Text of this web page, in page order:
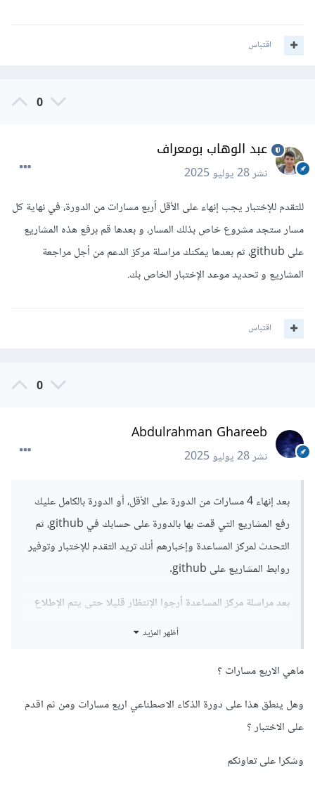
اقتباس
0
عبد الوهاب بومعراف
نشر28 يوليو 2025
للتقدم للإختبار يجب إنهاء على الأقل أربع مسارات من الدورة، في نهاية كل
مسار ستجد مشروع خاص بذلك المسار، و بعدها قم برفع هذه المشاريع
على github، ثم بعدها يمكنك مراسلة مركز الدعم من أجل مراجعة
المشاريع و تحديد موعد الإختبار الخاص بك.
اقتباس
0
Abdulrahman Ghareeb
نشر28 يوليو 2025
بعد إنهاء 4 مسارات من الدورة على الأقل، أو الدورة بالكامل عليك
رفع المشاريع التي قمت بها بالدورة على حسابك في github، ثم
التحدث لمركز المساعدة وإخبارهم أنك تريد التقدم للإختبار وتوفير
روابط المشاريع على github.
بعد مراسلة مركز المساعدة أرجوا الإنتظار قليلا حتى يتم الإطلاع
على المشاريع الخاصة بك و من ثم البدأ في إجراءات الإختبار،
الحاسوب وتزويدهم بالمفاهيم والأدوات اللازمة للبدء في مجال
البرمجة، وأنظمة التشغيل، وقواعد البيانات، والشبكات والأمن
والحماية.
أظهر المزيد
ماهي الاربع مسارات ؟
وهل ينطق هذا على دورة الذكاء الاصطناعي اربع مسارات ومن ثم اقدم
على الاختبار ؟
وشكرا على تعاونكم